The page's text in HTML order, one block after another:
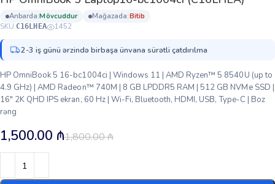
anbarda: mövcuddur mağazada:
bi̇ti̇b
SKU:C16LHEA 1452
2-3 iş günü ərzində birbaşa ünvana sürətli çatdırılma
HP OmniBook 5 16-bc1004ci | Windows 11 | AMD Ryzen™ 5 8540U (up to
4.9 GHz) | AMD Radeon™ 740M | 8 GB LPDDR5 RAM | 512 GB NVMe SSD |
16″ 2K QHD IPS ekran, 60 Hz | Wi-Fi, Bluetooth, HDMI, USB, Type-C | Boz
rəng
1,800.00₼
1,500.00 ₼